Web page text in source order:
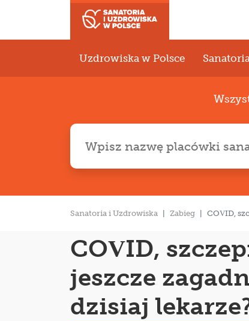
Uzdrowiska w Polsce
Sanatoria i Uzdrowiska Zabieg COVID,
COVID,
jeszcze
dzisiaj